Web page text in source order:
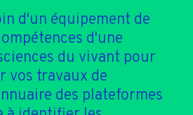
d'un équipement de
d'une
du vivant pour
vos travaux de
des plateformes